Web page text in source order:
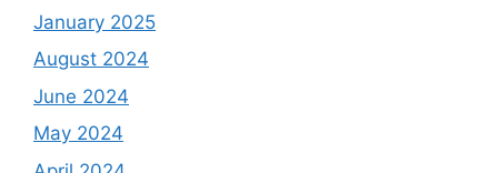
January 2025
August 2024
June 2024
May 2024